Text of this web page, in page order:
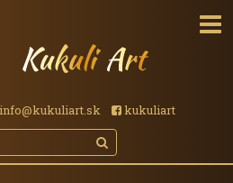
kukuliart